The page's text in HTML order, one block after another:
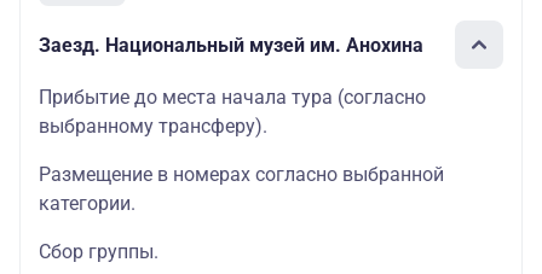
Заезд. Национальный музей им. Анохина
Прибытие до места начала тура (согласно
выбранному трансферу).
Размещение в номерах согласно выбранной
категории.
Сбор группы.